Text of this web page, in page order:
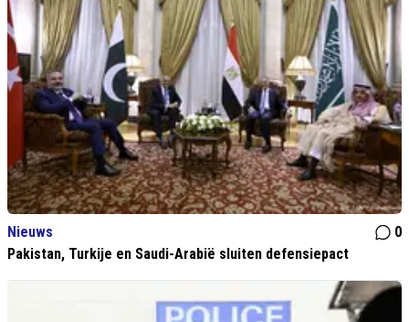
Nieuws
0
Pakistan, Turkije en Saudi-Arabië sluiten defensiepact